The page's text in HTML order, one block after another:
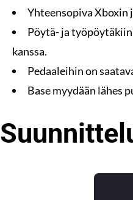
Yhteensopiva Xboxin
Pöytä- ja
kanssa.
Pedaaleihin on
Base myydään lähes